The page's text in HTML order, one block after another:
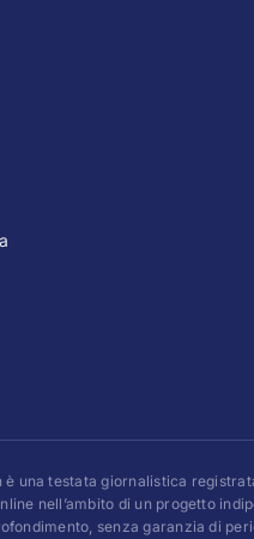
è una testata giornalistica
nell’ambito di un progetto
senza garanzia di